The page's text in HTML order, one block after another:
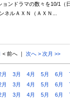
ンドラマの数々を10/1（
ネルＡＸＮ（ＡＸＮ...
< 前へ ｜ 次へ > 次月 >>
月 3月 4月 5月 6月
月 3月 4月 5月 6月
月 3月 4月 5月 6月